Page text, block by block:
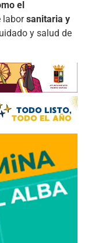
el
laborsanitaria y
y salud de